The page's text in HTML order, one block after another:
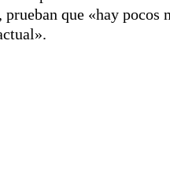
que «hay